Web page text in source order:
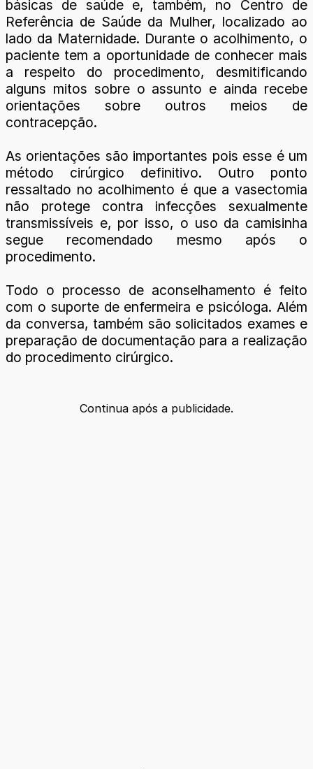
básicas de saúde e, também, no Centro de
Referência de Saúde da Mulher, localizado ao
lado da Maternidade. Durante o acolhimento, o
paciente tem a oportunidade de conhecer mais
a respeito do procedimento, desmitificando
alguns mitos sobre o assunto e ainda recebe
orientações sobre outros meios de
contracepção.
As orientações são importantes pois esse é um
método cirúrgico definitivo. Outro ponto
ressaltado no acolhimento é que a vasectomia
não protege contra infecções sexualmente
transmissíveis e, por isso, o uso da camisinha
segue recomendado mesmo após o
procedimento.
Todo o processo de aconselhamento é feito
com o suporte de enfermeira e psicóloga. Além
da conversa, também são solicitados exames e
preparação de documentação para a realização
do procedimento cirúrgico.
Continua após a publicidade.